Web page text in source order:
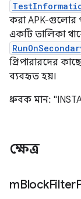
করা APK-গুলোর
একটি তালিকা
প্রিপারারদের
ব্যবহৃত হয়।
ধ্রুবক মান:
ক্ষেত্র
mBlockFilter